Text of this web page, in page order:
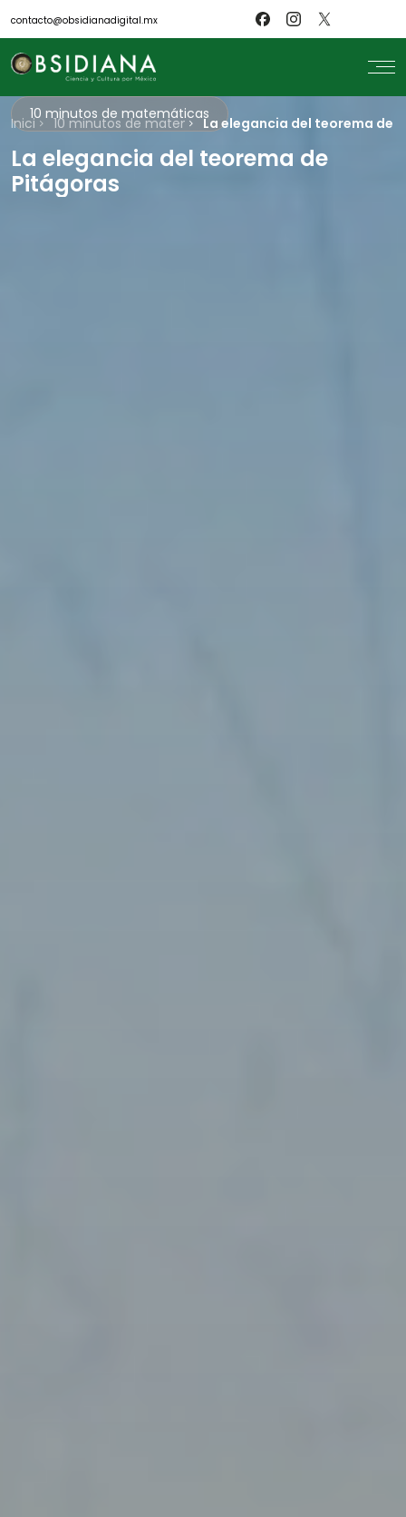
contacto@obsidianadigital.mx
search
Inicio
Nosotros
Revistas
Científicos
Inicio 10 minutos de matemáticasLa elegancia del teorema de
10 minutos de matemáticas
La elegancia del teorema de
Pitágoras